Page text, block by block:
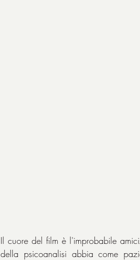
Il cuore del film è l'improbabile
della psicoanalisi abbia come